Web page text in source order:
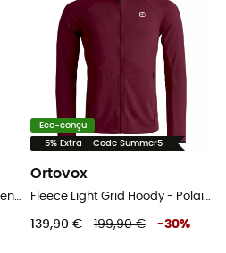
Eco-conçu
-5% Extra - Code Summer5
Ortovox
139,90 € 199,90 € -30%